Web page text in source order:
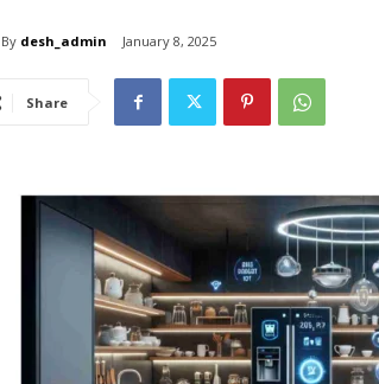
By desh_admin January 8, 2025
Share